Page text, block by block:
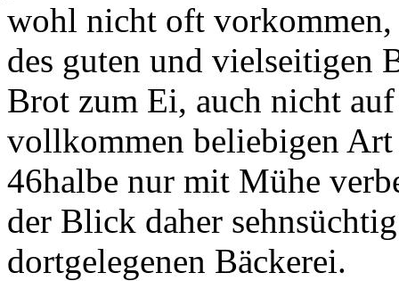
wohl nicht oft
des guten und vielseitigen
Brot zum Ei, auch nicht
vollkommen beliebigen
46halbe nur mit Mühe
der Blick daher
dortgelegenen Bäckerei.